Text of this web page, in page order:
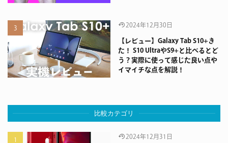
2024年12月30日
【レビュー】Galaxy Tab S10+き
た！ S10 UltraやS9+と比べるとど
う？実際に使って感じた良い点や
イマイチな点を解説！
比較カテゴリ
2024年12月31日